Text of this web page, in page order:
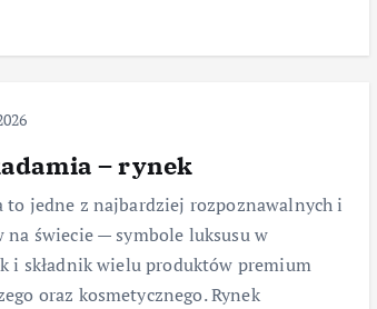
– rynek
to jedne z najbardziej rozpoznawalnych i
na świecie — symbole luksusu w
i składnik wielu produktów premium
oraz kosmetycznego. Rynek